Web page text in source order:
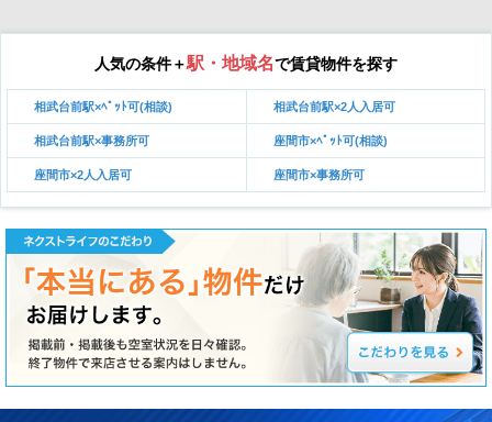
人気の条件＋駅・地域名で賃貸物件を探す
相武台前駅×ﾍﾟｯﾄ可(相談) 相武台前駅×2人入居可
相武台前駅×事務所可 座間市×ﾍﾟｯﾄ可(相談)
座間市×2人入居可 座間市×事務所可